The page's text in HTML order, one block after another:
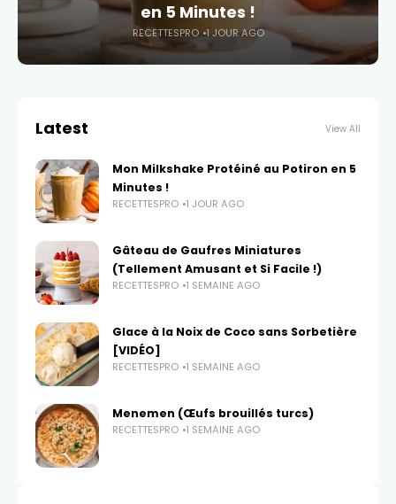
en 5 Minutes !
RECETTESPRO 1 JOUR AGO
Latest View All
Mon Milkshake Protéiné au Potiron en 5
Minutes !
RECETTESPRO 1 JOUR AGO
Gâteau de Gaufres Miniatures
(Tellement Amusant et Si Facile !)
RECETTESPRO 1 SEMAINE AGO
Glace à la Noix de Coco sans Sorbetière
[VIDÉO]
RECETTESPRO 1 SEMAINE AGO
Menemen (Œufs brouillés turcs)
RECETTESPRO 1 SEMAINE AGO